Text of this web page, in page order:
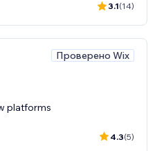
3.1(14)
Проверено Wix
platforms
4.3(5)